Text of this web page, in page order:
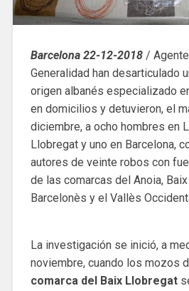
Barcelona 22-12-2018 /
Generalidad han desarticulado
origen albanés especializado
en domicilios y detuvieron, el
diciembre, a ocho hombres en
Llobregat y uno en Barcelona,
autores de veinte robos con
de las comarcas del Anoia,
Barcelonès y el Vallès
La investigación se inició, a
noviembre, cuando los mozos
comarca del Baix Llobregat